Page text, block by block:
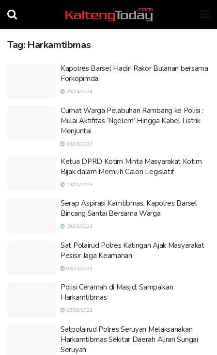
Tag: Harkamtibmas
Kapolres Barsel Hadiri Rakor Bulanan bersama
Forkopimda
29/04/2024
Curhat Warga Pelabuhan Rambang ke Polisi :
Mulai Aktifitas ‘Ngelem’ Hingga Kabel Listrik
Menjuntai
23/06/2023
Ketua DPRD Kotim Minta Masyarakat Kotim
Bijak dalam Memilih Calon Legislatif
13/05/2023
Serap Aspirasi Kamtibmas, Kapolres Barsel
Bincang Santai Bersama Warga
18/02/2023
Sat Polairud Polres Katingan Ajak Masyarakat
Pesisir Jaga Keamanan
03/01/2023
Polisi Ceramah di Masjid, Sampaikan
Harkamtibmas
26/08/2022
Satpolairud Polres Seruyan Melaksanakan
Harkamtibmas Sekitar Daerah Aliran Sungai
Seruyan